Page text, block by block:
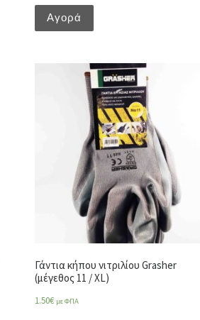
Αγορά
Γάντια κήπου νιτριλίου Grasher
(μέγεθος 11 / XL)
1.50€ με ΦΠΑ